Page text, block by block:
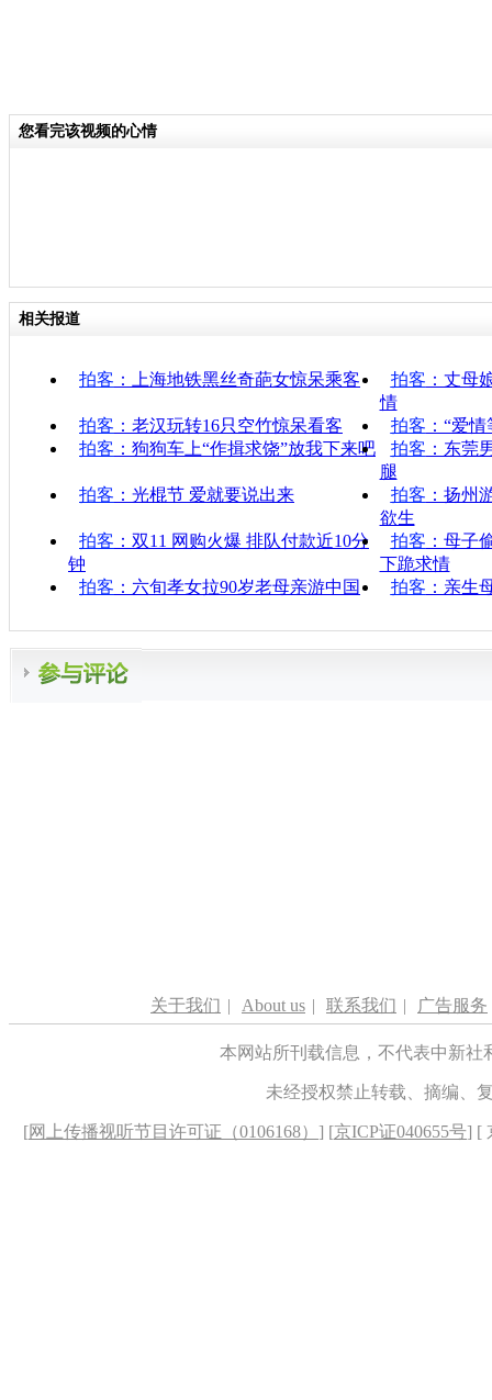
您看完该视频的心情
相关报道
拍客 ：上海地铁黑丝奇葩女惊呆乘客 拍客 ：丈母
情
拍客 ：老汉玩转16只空竹惊呆看客 拍客 ：“爱
拍客 ：狗狗车上“作揖求饶”放我下来吧 拍客 ：东莞
腿
拍客 ：光棍节 爱就要说出来 拍客 ：扬州
欲生
拍客 ：双11 网购火爆 排队付款近10分
钟
拍客 ：母子
下跪求情
拍客 ：六旬孝女拉90岁老母亲游中国 拍客 ：亲生
关于我们 | About us | 联系我们 | 广告服务
本网站所刊载信息，不代表中新
未经授权禁止转载、摘编、
[网上传播视听节目许可证（0106168） ] [京ICP证040655号] [